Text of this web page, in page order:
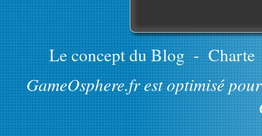
Le concept du Blog - Charte
GameOsphere.fr est optimisé